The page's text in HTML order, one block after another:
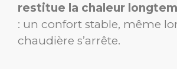
restitue la chaleur
: un confort stable, même
chaudière s’arrête.